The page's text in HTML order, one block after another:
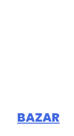
BAZAR